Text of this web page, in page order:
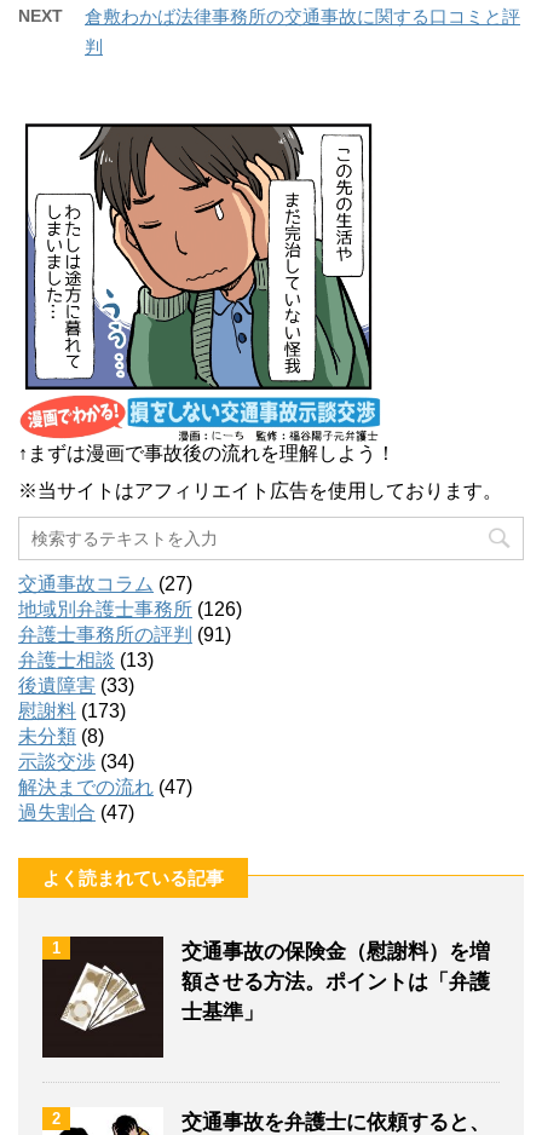
NEXT
倉敷わかば法律事務所の交通事故に関する口コミと評
判
↑まずは漫画で事故後の流れを理解しよう！
※当サイトはアフィリエイト広告を使用しております。
交通事故コラム (27)
地域別弁護士事務所 (126)
弁護士事務所の評判 (91)
弁護士相談 (13)
後遺障害 (33)
慰謝料 (173)
未分類 (8)
示談交渉 (34)
解決までの流れ (47)
過失割合 (47)
よく読まれている記事
1
交通事故の保険金（慰謝料）を増
額させる方法。ポイントは「弁護
士基準」
2
交通事故を弁護士に依頼すると、